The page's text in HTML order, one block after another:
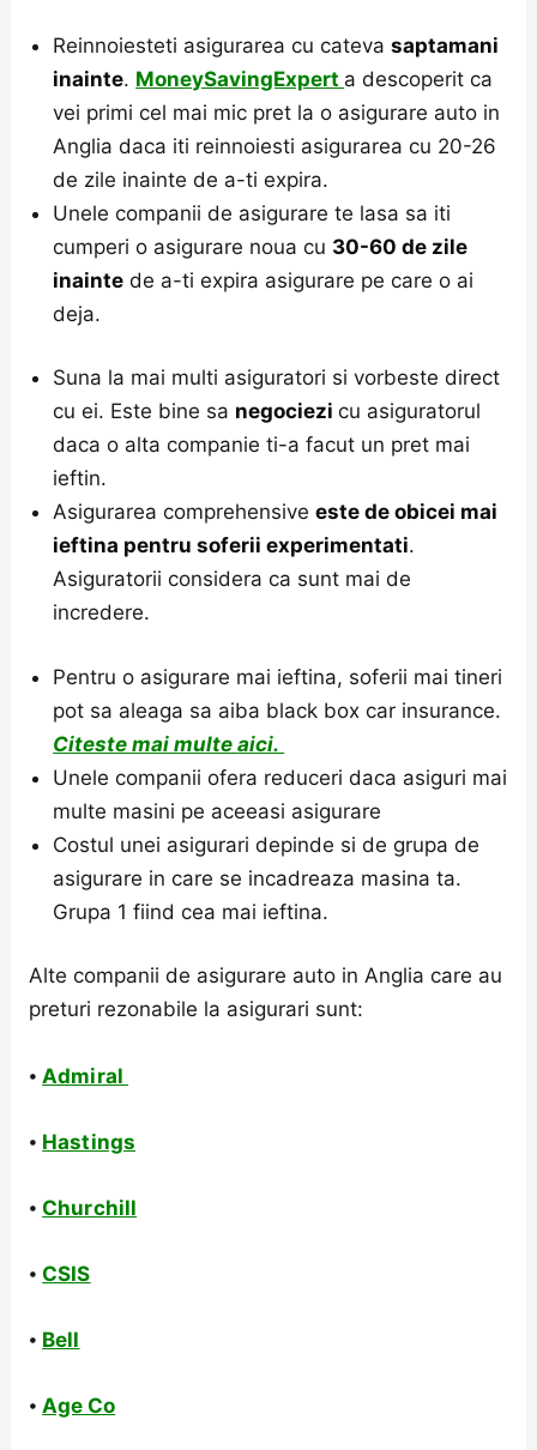
Reinnoiesteti asigurarea cu catevasaptamani
inainte. MoneySavingExpert a descoperit ca
vei primi cel mai mic pret la o asigurare auto in
Anglia daca iti reinnoiesti asigurarea cu 20-26
de zile inainte de a-ti expira.
Unele companii de asigurare te lasa sa iti
cumperi o asigurare noua cu 30-60 de zile
inainte de a-ti expira asigurare pe care o ai
deja.
Suna la mai multi asiguratori si vorbeste direct
cu ei. Este bine sa negociezicu asiguratorul
daca o alta companie ti-a facut un pret mai
ieftin.
Asigurarea comprehensiveeste de obicei mai
ieftina pentru soferii experimentati.
Asiguratorii considera ca sunt mai de
incredere.
Pentru o asigurare mai ieftina, soferii mai tineri
pot sa aleaga sa aiba black box car insurance.
Citeste mai multeaici.
Unele companii ofera reduceri daca asiguri mai
multe masini pe aceeasi asigurare
Costul unei asigurari depinde si de grupa de
asigurare in care se incadreaza masina ta.
Grupa 1 fiind cea mai ieftina.
Alte companii de asigurare auto in Anglia care au
preturi rezonabile la asigurari sunt:
⦁Admiral
⦁ Hastings
⦁Churchill
⦁CSIS
⦁ Bell
⦁Age Co